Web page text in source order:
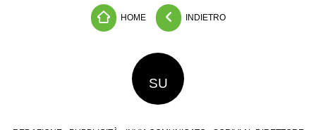
HOME INDIETRO
SU